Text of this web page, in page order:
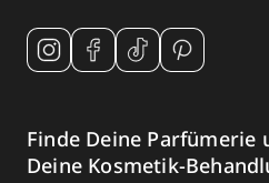
Finde Deine Parfümerie
Deine Kosmetik-